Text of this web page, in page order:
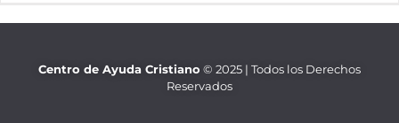
Centro de Ayuda Cristiano © 2025 | Todos los Derechos
Reservados